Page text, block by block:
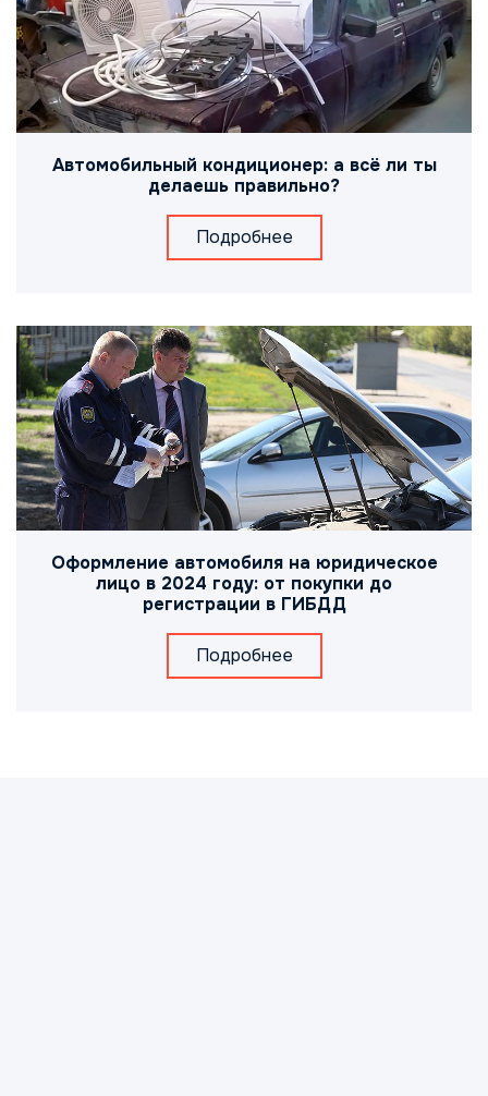
Автомобильный кондиционер: а всё ли ты
делаешь правильно?
Подробнее
Оформление автомобиля на юридическое
лицо в 2024 году: от покупки до
регистрации в ГИБДД
Подробнее